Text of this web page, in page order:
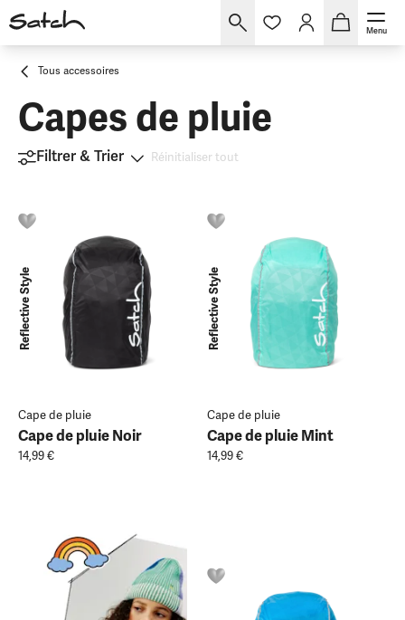
Menu
Tous accessoires
Capes de pluie
Filtrer & Trier Réinitialiser tout
Reflective Style
Cape de pluie
Cape de pluie Noir
14,99 €
Reflective Style
Cape de pluie
Cape de pluie Mint
14,99 €